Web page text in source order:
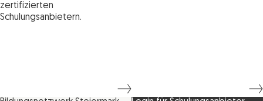
zertifizierten
Schulungsanbietern.